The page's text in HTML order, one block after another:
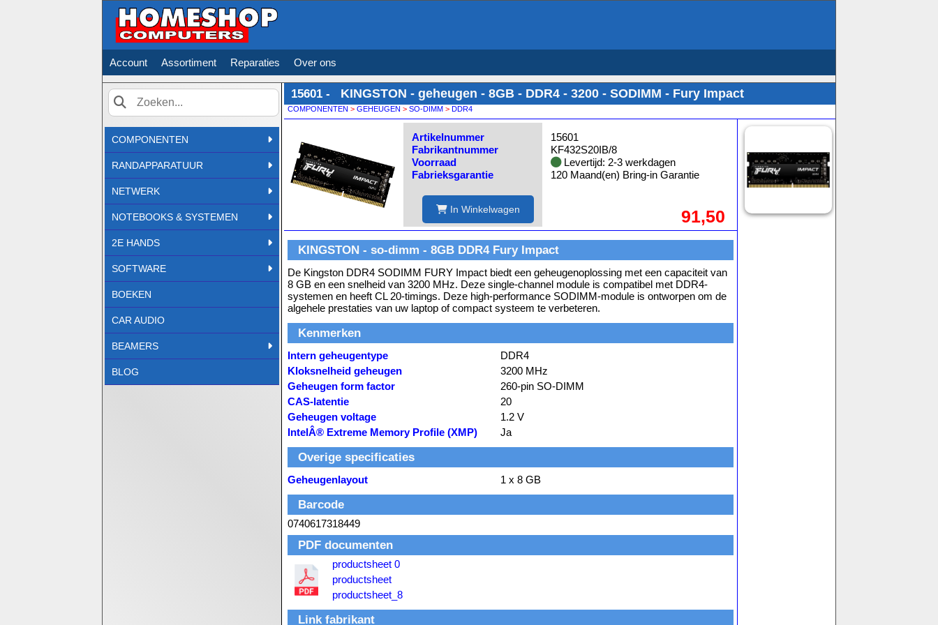
Account Assortiment Reparaties Over ons
Zoek
COMPONENTEN
RANDAPPARATUUR
NETWERK
NOTEBOOKS & SYSTEMEN
2E HANDS
SOFTWARE
BOEKEN
CAR AUDIO
BEAMERS
BLOG
15601 - KINGSTON - geheugen - 8GB - DDR4 - 3200 - SODIMM - Fury Impact
COMPONENTEN > GEHEUGEN > SO-DIMM > DDR4
Artikelnummer
Fabrikantnummer
Voorraad
Fabrieksgarantie
In Winkelwagen
15601
KF432S20IB/8
Levertijd: 2-3 werkdagen
120 Maand(en) Bring-in Garantie
91,50
KINGSTON - so-dimm - 8GB DDR4 Fury Impact
De Kingston DDR4 SODIMM FURY Impact biedt een geheugenoplossing met een capaciteit van
8 GB en een snelheid van 3200 MHz. Deze single-channel module is compatibel met DDR4-
systemen en heeft CL 20-timings. Deze high-performance SODIMM-module is ontworpen om de
algehele prestaties van uw laptop of compact systeem te verbeteren.
Kenmerken
Intern geheugentype
DDR4
Kloksnelheid geheugen
3200 MHz
Geheugen form factor
260-pin SO-DIMM
CAS-latentie
20
Geheugen voltage
1.2 V
IntelÂ® Extreme Memory Profile (XMP)
Ja
Overige specificaties
Geheugenlayout 1 x 8 GB
Barcode
0740617318449
PDF documenten
productsheet 0
productsheet
productsheet_8
Link fabrikant